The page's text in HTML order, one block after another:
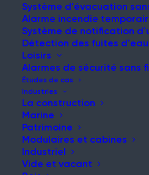
Système d'évacuation
Alarme incendie
Système de notification
Détection des fuites d'eau
Loisirs
Alarmes de sécurité sans fil
Études de cas
Industries
La construction
Marine
Patrimoine
Modulaires et cabines
Industriel
Vide et vacant
Construire un
Accueil Nouvelles et